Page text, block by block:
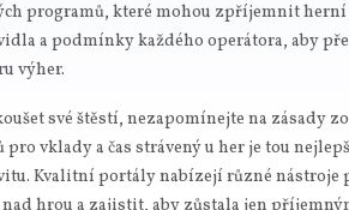
programů, které mohou zpříjemnit
a podmínky každého operátora, aby
výher.
své štěstí, nezapomínejte na zásady
vklady a čas strávený u her je tou
Kvalitní portály nabízejí různé nástroje